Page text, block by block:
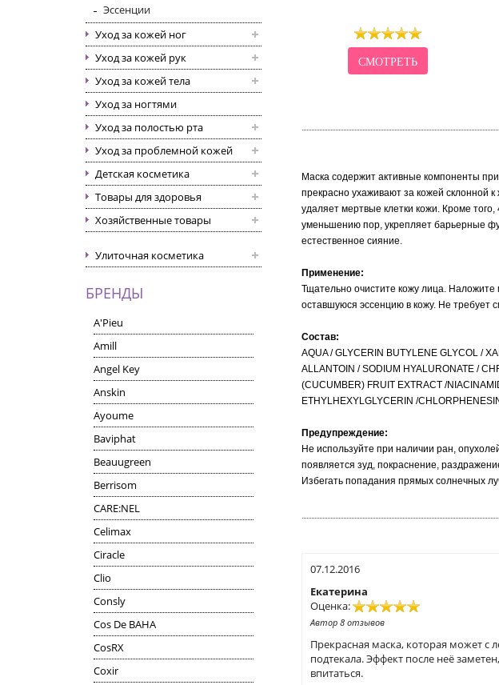
Эссенции
Уход за кожей ног
Уход за кожей рук
Уход за кожей тела
Уход за ногтями
Уход за полостью рта
Уход за проблемной кожей
Детская косметика
Товары для здоровья
Хозяйственные товары
Улиточная косметика
БРЕНДЫ
A'Pieu
Amill
Angel Key
Anskin
Ayoume
Baviphat
Beauugreen
Berrisom
CARE:NEL
Celimax
Ciracle
Clio
Consly
Cos De BAHA
CosRX
Coxir
СМОТРЕТЬ СМОТРЕТЬ
Маска содержит активные компоненты
прекрасно ухаживают за кожей склонной
удаляет мертвые клетки кожи. Кроме
уменьшению пор, укрепляет барьерные
естественное сияние.
Применение:
Тщательно очистите кожу лица. Наложите
оставшуюся эссенцию в кожу. Не требует
Состав:
AQUA / GLYCERIN BUTYLENE GLYCOL /
ALLANTOIN / SODIUM HYALURONATE /
(CUCUMBER) FRUIT EXTRACT /
ETHYLHEXYLGLYCERIN /
Предупреждение:
Не используйте при наличии ран,
появляется зуд, покраснение,
Избегать попадания прямых солнечных
07.12.2016
Екатерина
Оценка:
Автор 8 отзывов
Прекрасная маска, которая может
подтекала. Эффект после неё
впитаться.